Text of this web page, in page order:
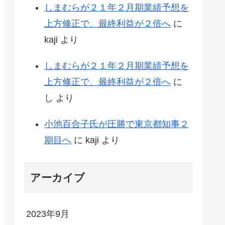
しまむらが２１年２月期業績予想を
上方修正で、最終利益が２倍へ に
kaji より
しまむらが２１年２月期業績予想を
上方修正で、最終利益が２倍へ に
し より
小池百合子氏が圧勝で東京都知事２
期目へ に kaji より
アーカイブ
2023年9月